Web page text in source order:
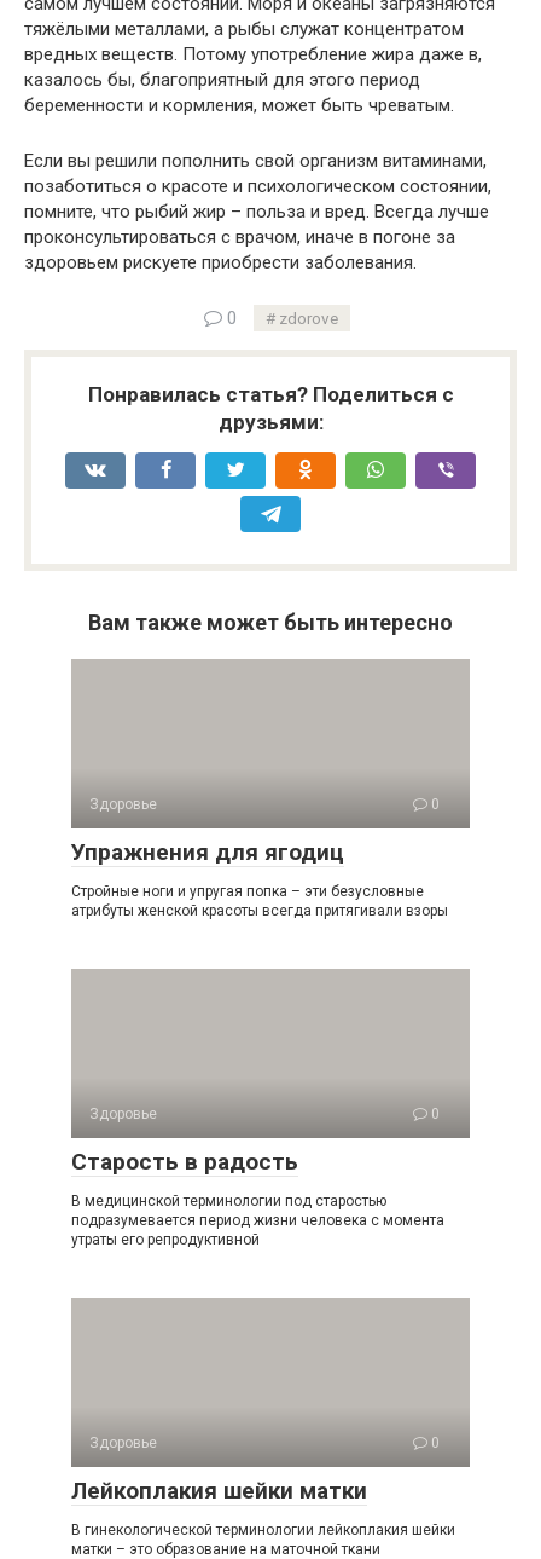
тяжёлыми металлами, а рыбы служат концентратом
вредных веществ. Потому употребление жира даже в,
казалось бы, благоприятный для этого период
беременности и кормления, может быть чреватым.
Если вы решили пополнить свой организм витаминами,
позаботиться о красоте и психологическом состоянии,
помните, что рыбий жир – польза и вред. Всегда лучше
проконсультироваться с врачом, иначе в погоне за
здоровьем рискуете приобрести заболевания.
0 zdorove
Понравилась статья? Поделиться с
друзьями:
Вам также может быть интересно
Здоровье 0
Упражнения для ягодиц
Стройные ноги и упругая попка – эти безусловные
атрибуты женской красоты всегда притягивали взоры
Здоровье 0
Старость в радость
В медицинской терминологии под старостью
подразумевается период жизни человека с момента
утраты его репродуктивной
Здоровье 0
Лейкоплакия шейки матки
В гинекологической терминологии лейкоплакия шейки
матки – это образование на маточной ткани